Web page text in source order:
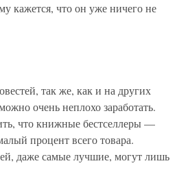
кажется, что он уже ничего не
так же, как и на других
очень неплохо заработать.
что книжные бестселлеры —
процент всего товара.
даже самые лучшие, могут лишь